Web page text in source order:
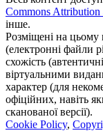
Commons Attribution
інше.
Розміщені на цьому
(електронні файли
схожість
віртуальними
характер (для
офіційних, навіть
сканованої версії).
Cookie Policy,